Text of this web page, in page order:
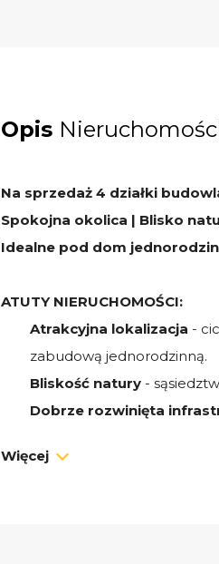
Opis
Na sprzedaż 4 działki
Spokojna okolica | Blisko
Idealne pod dom
ATUTY NIERUCHOMOŚCI:
Atrakcyjna lokalizacja -
zabudową jednorodzinną.
Bliskość natury -
Dobrze rozwinięta
Doskonała komunikacja
Więcej